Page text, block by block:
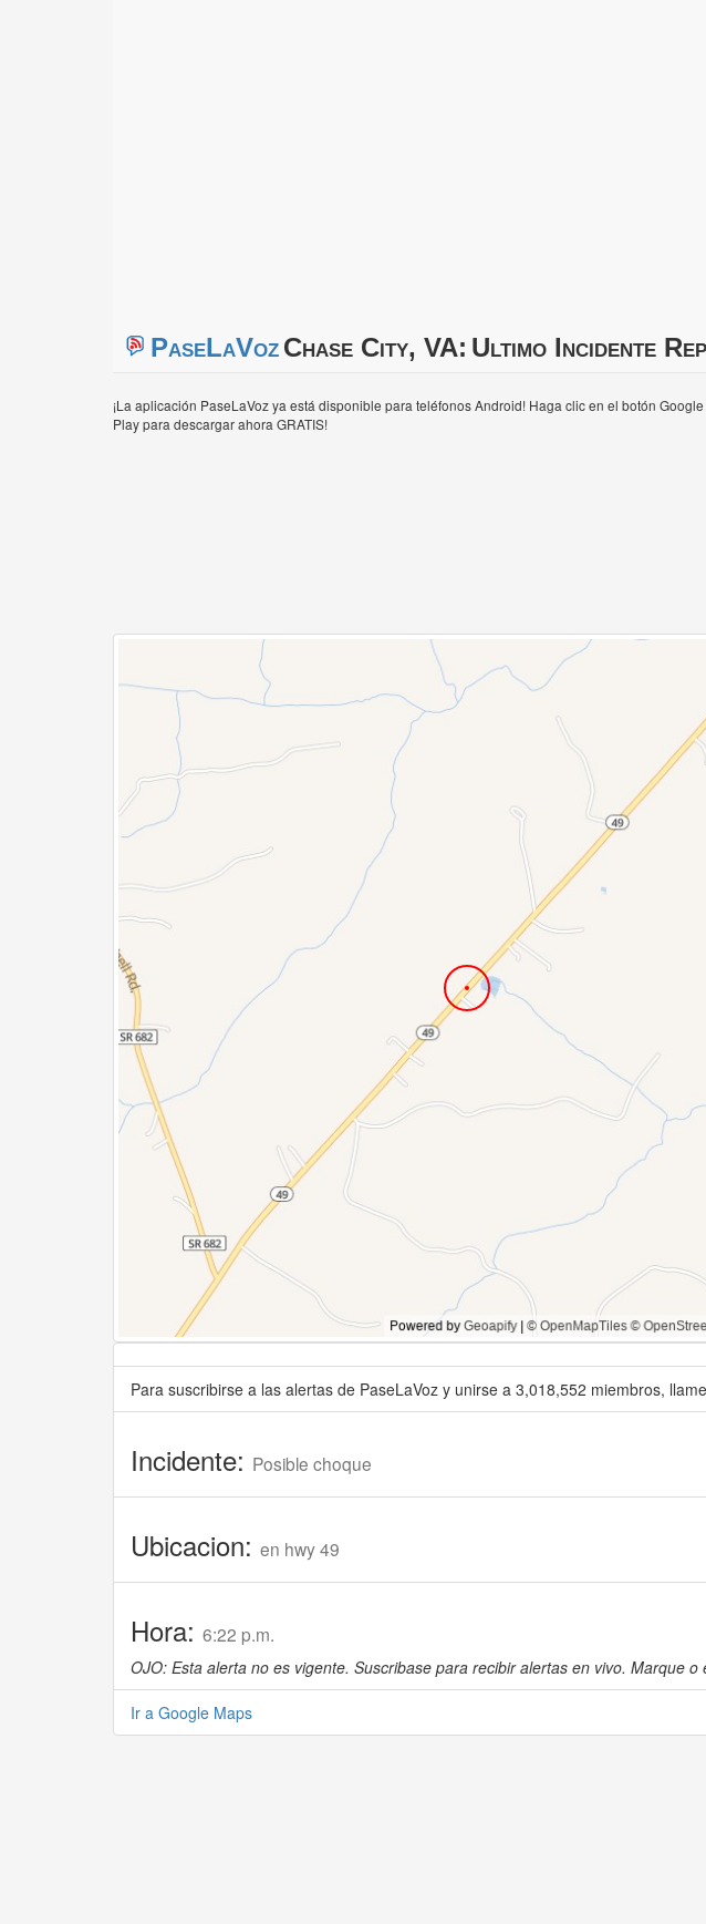
PaseLaVozChase City, VA: Ultimo Incidente
¡La aplicación PaseLaVoz ya está disponible para teléfonos Android! Haga clic en el botón Google
Play para descargar ahora GRATIS!
Para suscribirse a las alertas de PaseLaVoz y unirse a 3,018,552 miembros,
Incidente: Posible choque
Ubicacion: en hwy 49
Hora: 6:22 p.m.
OJO: Esta alerta no es vigente. Suscribase para recibir alertas en vivo. Marque
Ir a Google Maps